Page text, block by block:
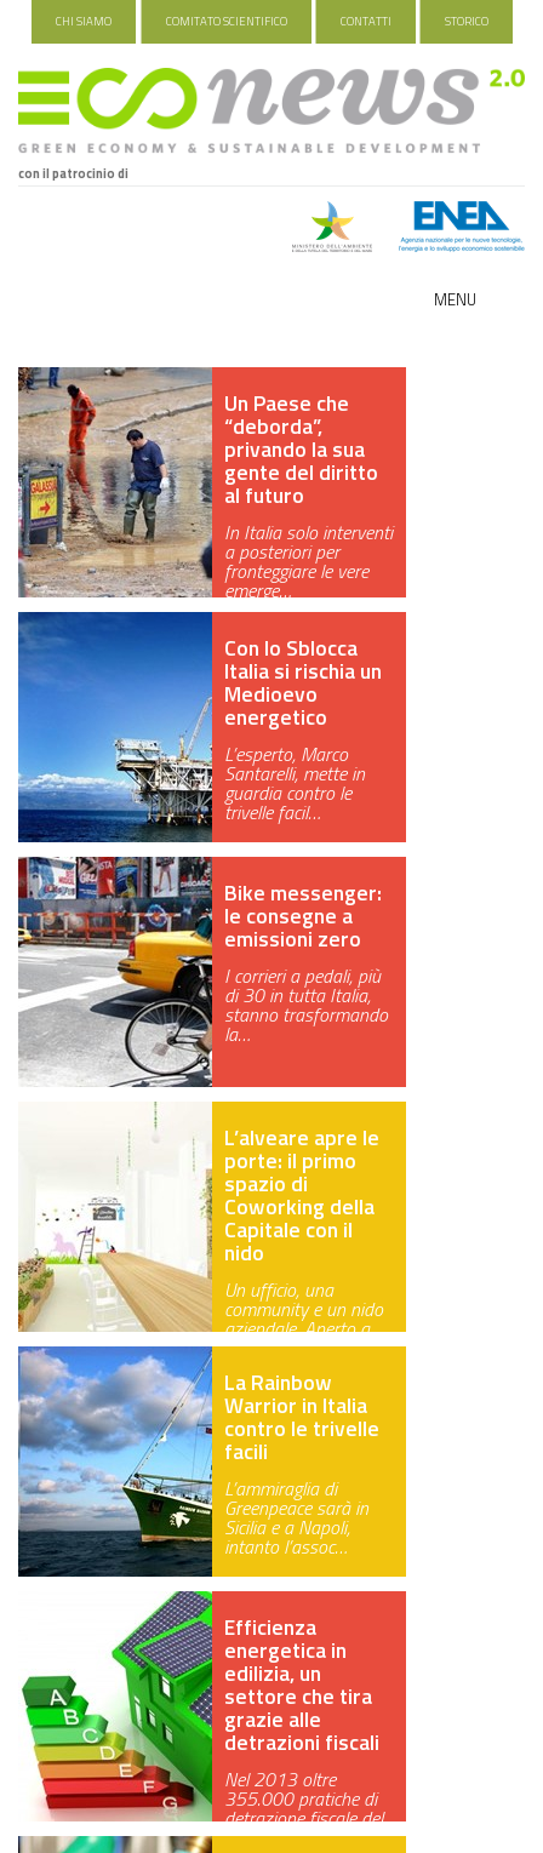
CHI SIAMO COMITATO SCIENTIFICO CONTATTI STORICO
con il patrocinio di
MENU
INDUSTRIA VERDE
FOOD&TRAVEL
HEALTH&WELLNESS
GREEN TECH
GLOCAL
ECO-EVENTI
ECOINCENTRIAMOCI
Un Paese che
“deborda”,
privando la sua
gente del diritto
al futuro
In Italia solo interventi
a posteriori per
fronteggiare le vere
emerge…
Con lo Sblocca
Italia si rischia un
Medioevo
energetico
L’esperto, Marco
Santarelli, mette in
guardia contro le
trivelle facil…
Bike messenger:
le consegne a
emissioni zero
I corrieri a pedali, più
di 30 in tutta Italia,
stanno trasformando
la…
L’alveare apre le
porte: il primo
spazio di
Coworking della
Capitale con il
nido
Un ufficio, una
community e un nido
aziendale. Aperto a
Roma il primo …
La Rainbow
Warrior in Italia
contro le trivelle
facili
L’ammiraglia di
Greenpeace sarà in
Sicilia e a Napoli,
intanto l’assoc…
Efficienza
energetica in
edilizia, un
settore che tira
grazie alle
detrazioni fiscali
Nel 2013 oltre
355.000 pratiche di
detrazione fiscale del
65% con un a…